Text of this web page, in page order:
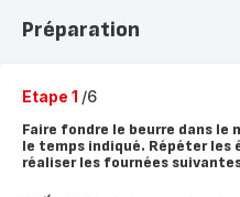
Préparation
Etape 1 /6
Faire fondre le beurre dans le
le temps indiqué. Répéter les
réaliser les fournées